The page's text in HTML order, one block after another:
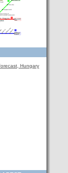
Hungary